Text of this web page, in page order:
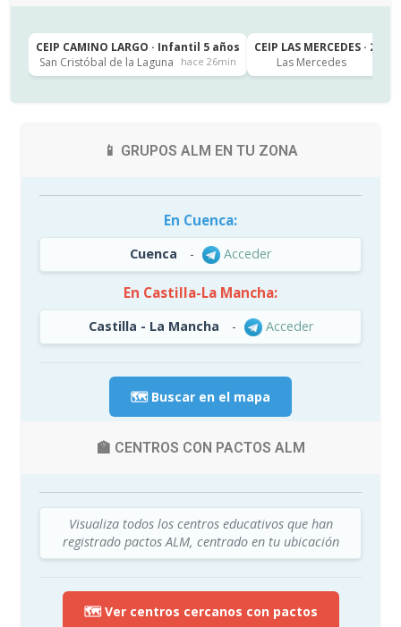
CEIP CAMINO LARGO · Infantil 5 años
San Cristóbal de la Laguna
hace 26min
CEIP LAS MERCEDES · 2º
Las Mercedes
📱 GRUPOS ALM EN TU ZONA
En Cuenca:
Cuenca - Acceder
En Castilla-La Mancha:
Castilla - La Mancha - Acceder
🗺️ Buscar en el mapa
🏫 CENTROS CON PACTOS ALM
Visualiza todos los centros educativos que han
registrado pactos ALM, centrado en tu ubicación
🗺️ Ver centros cercanos con pactos